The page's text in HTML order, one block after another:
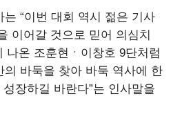
“이번 대회 역시 젊은 기사
이어갈 것으로 믿어 의심치
나온 조훈현ㆍ이창호 9단처럼
의 바둑을 찾아 바둑 역사에 한
장하길 바란다”는 인사말을